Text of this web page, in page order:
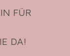
FÜR
DA!